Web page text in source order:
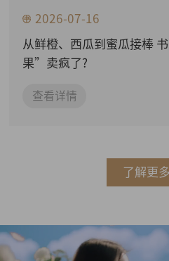
2026-07-16
从鲜橙、西瓜到蜜瓜接棒 书亦烧仙草把“大众水
果”卖疯了?
查看详情
了解更多